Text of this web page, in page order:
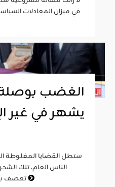
في ميزان المعادلات
الغضب بوصلة
يشهر في غير
الناس العام، تلك
تعصف